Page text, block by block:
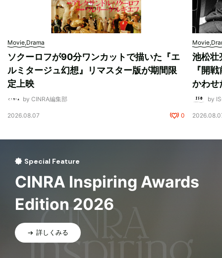
Movie,Drama
ソクーロフが90分ワンカットで描いた『エ
ルミタージュ幻想』リマスター版が期間限
定上映
by CINRA編集部
2026.08.07 0
池松壮
『開
かわせ
by
Special Feature
CINRA Inspiring Awards
Edition 2026
詳しくみる